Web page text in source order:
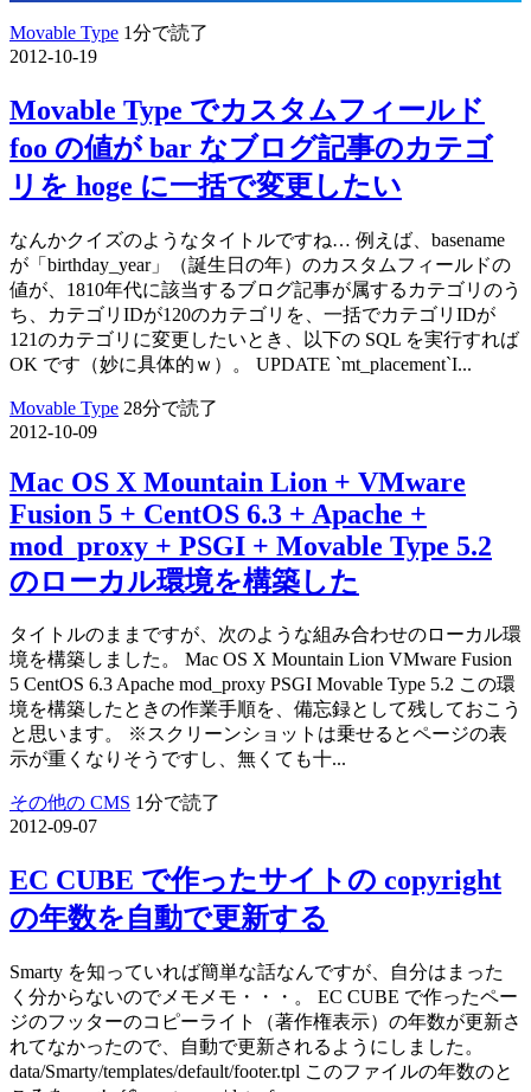
Movable Type 1分で読了
2012-10-19
Movable Type でカスタムフィールド
foo の値が bar なブログ記事のカテゴ
リを hoge に一括で変更したい
なんかクイズのようなタイトルですね… 例えば、basename
が「birthday_year」（誕生日の年）のカスタムフィールドの
値が、1810年代に該当するブログ記事が属するカテゴリのう
ち、カテゴリIDが120のカテゴリを、一括でカテゴリIDが
121のカテゴリに変更したいとき、以下の SQL を実行すれば
OK です（妙に具体的ｗ）。 UPDATE `mt_placement`I...
Movable Type 28分で読了
2012-10-09
Mac OS X Mountain Lion + VMware
Fusion 5 + CentOS 6.3 + Apache +
mod_proxy + PSGI + Movable Type 5.2
のローカル環境を構築した
タイトルのままですが、次のような組み合わせのローカル環
境を構築しました。 Mac OS X Mountain Lion VMware Fusion
5 CentOS 6.3 Apache mod_proxy PSGI Movable Type 5.2 この環
境を構築したときの作業手順を、備忘録として残しておこう
と思います。 ※スクリーンショットは乗せるとページの表
示が重くなりそうですし、無くても十...
その他の CMS 1分で読了
2012-09-07
EC CUBE で作ったサイトの copyright
の年数を自動で更新する
Smarty を知っていれば簡単な話なんですが、自分はまった
く分からないのでメモメモ・・・。 EC CUBE で作ったペー
ジのフッターのコピーライト（著作権表示）の年数が更新さ
れてなかったので、自動で更新されるようにしました。
data/Smarty/templates/default/footer.tpl このファイルの年数のと